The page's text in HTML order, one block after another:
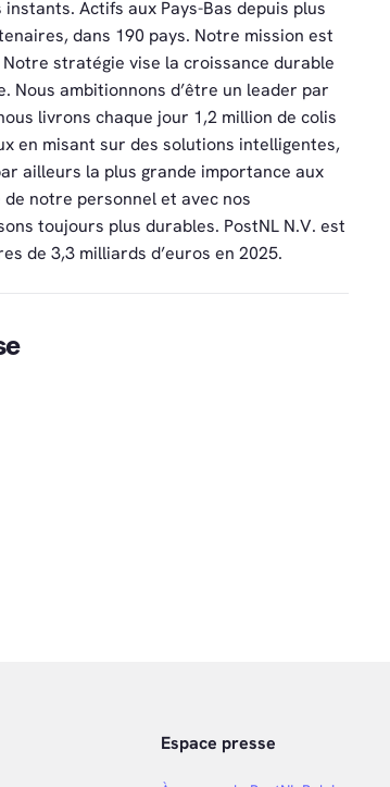
Actifs aux Pays-Bas depuis plus
dans 190 pays. Notre mission est
stratégie vise la croissance durable
Nous ambitionnons d’être un leader par
livrons chaque jour 1,2 million de colis
en misant sur des solutions intelligentes,
ailleurs la plus grande importance aux
notre personnel et avec nos
toujours plus durables. PostNL N.V. est
de 3,3 milliards d’euros en 2025.
Espace presse